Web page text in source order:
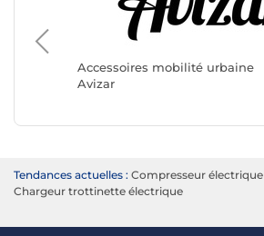
Accessoires mobilité urbaine
Avizar
Tendances actuelles : Compresseur électrique
Chargeur trottinette électrique